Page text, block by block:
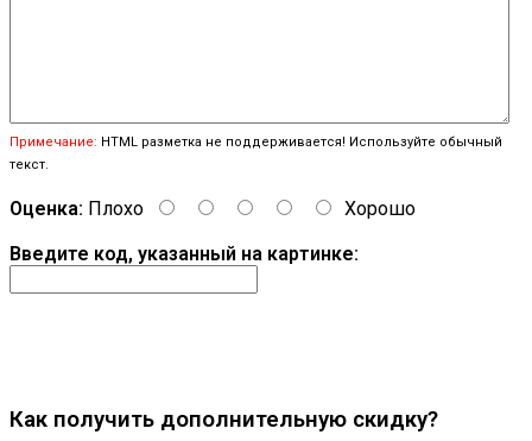
Примечание: HTML разметка не поддерживается! Используйте обычный
текст.
Оценка: Плохо
Хорошо
Введите код, указанный на картинке:
Как получить дополнительную скидку?